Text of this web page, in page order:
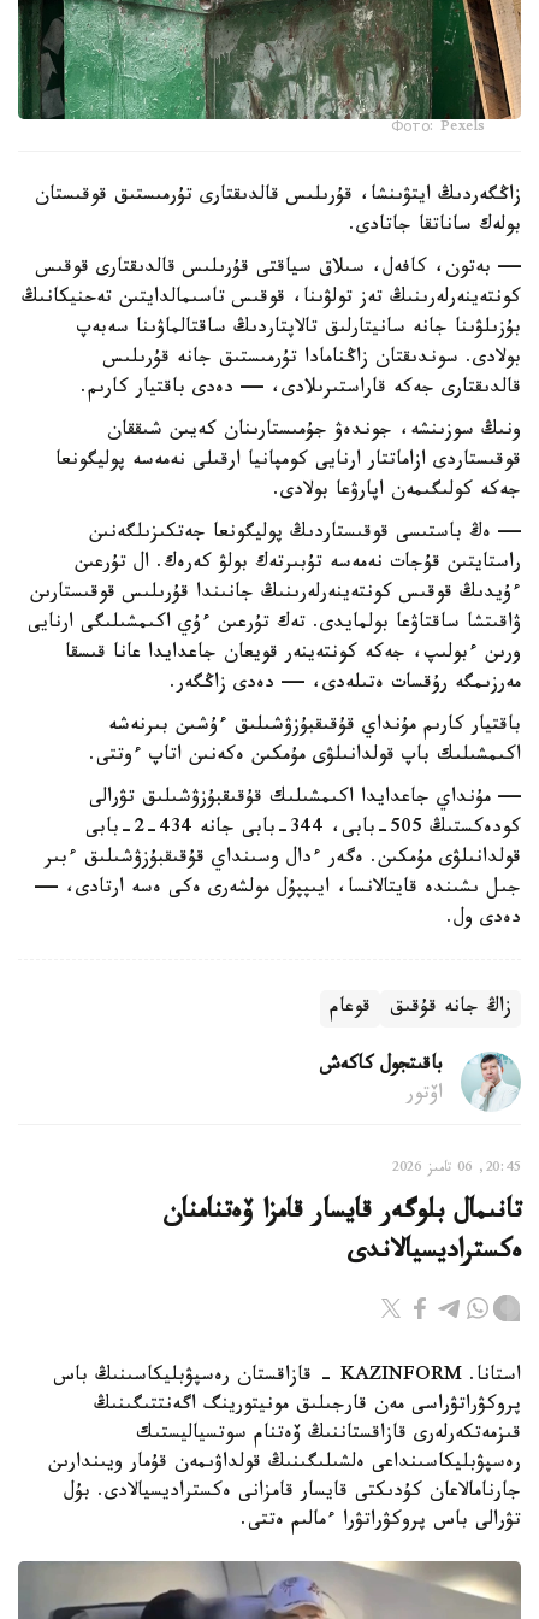
Фото: Pexels
زاڭگەردىڭ ايتۋىنشا، قۇرىلىس قالدىقتارى تۇرمىستىق قوقىستان
بولەك ساناتقا جاتادى.
— بەتون، كافەل، سىلاق سياقتى قۇرىلىس قالدىقتارى قوقىس
كونتەينەرلەرىنىڭ تەز تولۋىنا، قوقىس تاسىمالدايتىن تەحنيكانىڭ
بۇزىلۋىنا جانە سانيتارلىق تالاپتاردىڭ ساقتالماۋىنا سەبەپ
بولادى. سوندىقتان زاڭنامادا تۇرمىستىق جانە قۇرىلىس
قالدىقتارى جەكە قاراستىرىلادى، — دەدى باقتيار كارىم.
ونىڭ سوزىنشە، جوندەۋ جۇمىستارىنان كەيىن شىققان
قوقىستاردى ازاماتتار ارنايى كومپانيا ارقىلى نەمەسە پوليگونعا
جەكە كولىگىمەن اپارۋعا بولادى.
— ەڭ باستىسى قوقىستاردىڭ پوليگونعا جەتكىزىلگەنىن
راستايتىن قۇجات نەمەسە تۇبىرتەك بولۋ كەرەك. ال تۇرعىن
ءۇيدىڭ قوقىس كونتەينەرلەرىنىڭ جانىندا قۇرىلىس قوقىستارىن
ۋاقىتشا ساقتاۋعا بولمايدى. تەك تۇرعىن ءۇي اكىمشىلىگى ارنايى
ورىن ءبولىپ، جەكە كونتەينەر قويعان جاعدايدا عانا قىسقا
مەرزىمگە رۇقسات ەتىلەدى، — دەدى زاڭگەر.
باقتيار كارىم مۇنداي قۇقىقبۇزۋشىلىق ءۇشىن بىرنەشە
اكىمشىلىك باپ قولدانىلۋى مۇمكىن ەكەنىن اتاپ ءوتتى.
— مۇنداي جاعدايدا اكىمشىلىك قۇقىقبۇزۋشىلىق تۋرالى
كودەكستىڭ 505-بابى، 344-بابى جانە 434-2-بابى
قولدانىلۋى مۇمكىن. ەگەر ءدال وسىنداي قۇقىقبۇزۋشىلىق ءبىر
جىل ىشىندە قايتالانسا، ايىپپۇل مولشەرى ەكى ەسە ارتادى، —
دەدى ول.
زاڭ جانە قۇقىق قوعام
باقىتجول كاكەش
اۆتور
20:45, 06 تامىز 2026
تانىمال بلوگەر قايسار قامزا ۆەتنامنان
ەكستراديسيالاندى
استانا. KAZINFORM - قازاقستان رەسپۋبليكاسىنىڭ باس
پروكۋراتۋراسى مەن قارجىلىق مونيتورينگ اگەنتتىگىنىڭ
قىزمەتكەرلەرى قازاقستاننىڭ ۆەتنام سوتسياليستىك
رەسپۋبليكاسىنداعى ەلشىلىگىنىڭ قولداۋىمەن قۇمار ويىندارىن
جارنامالاعان كۇدىكتى قايسار قامزانى ەكستراديسيالادى. بۇل
تۋرالى باس پروكۋراتۋرا ءمالىم ەتتى.